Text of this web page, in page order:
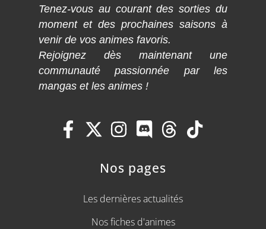
Tenez-vous au courant des sorties du
moment et des prochaines saisons à
venir de vos animes favoris.
Rejoignez dès maintenant une
communauté passionnée par les
mangas et les animes !
Nos pages
Les dernières actualités
Nos fiches d'animes